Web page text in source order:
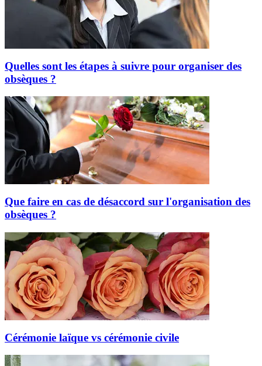
Quelles sont les étapes à suivre pour organiser des
obsèques ?
Que faire en cas de désaccord sur l'organisation des
obsèques ?
Cérémonie laïque vs cérémonie civile